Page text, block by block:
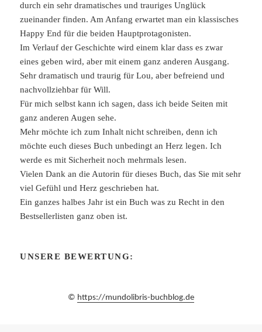
durch ein sehr dramatisches und trauriges Unglück
zueinander finden. Am Anfang erwartet man ein klassisches
Happy End für die beiden Hauptprotagonisten.
Im Verlauf der Geschichte wird einem klar dass es zwar
eines geben wird, aber mit einem ganz anderen Ausgang.
Sehr dramatisch und traurig für Lou, aber befreiend und
nachvollziehbar für Will.
Für mich selbst kann ich sagen, dass ich beide Seiten mit
ganz anderen Augen sehe.
Mehr möchte ich zum Inhalt nicht schreiben, denn ich
möchte euch dieses Buch unbedingt an Herz legen. Ich
werde es mit Sicherheit noch mehrmals lesen.
Vielen Dank an die Autorin für dieses Buch, das Sie mit sehr
viel Gefühl und Herz geschrieben hat.
Ein ganzes halbes Jahr ist ein Buch was zu Recht in den
Bestsellerlisten ganz oben ist.
UNSERE BEWERTUNG:
© https://mundolibris-buchblog.de